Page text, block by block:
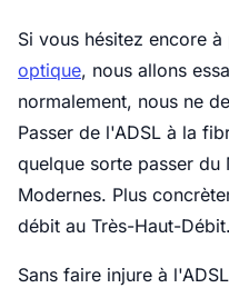
Si vous hésitez encore
optique, nous allons
normalement, nous ne
Passer de l'ADSL à la
quelque sorte passer du
Modernes. Plus
débit au Très-Haut-Débit.
Sans faire injure à